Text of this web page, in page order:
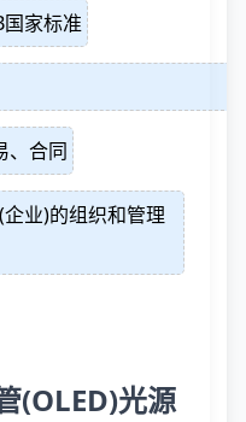
国家标准
、合同
业)的组织和管理
(OLED)光源